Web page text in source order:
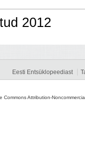
2012
Eesti Entsüklopeediast
Commons Attribution-